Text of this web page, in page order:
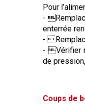
Pour
-
enterrée
-
- Vérifier
de
Coups de